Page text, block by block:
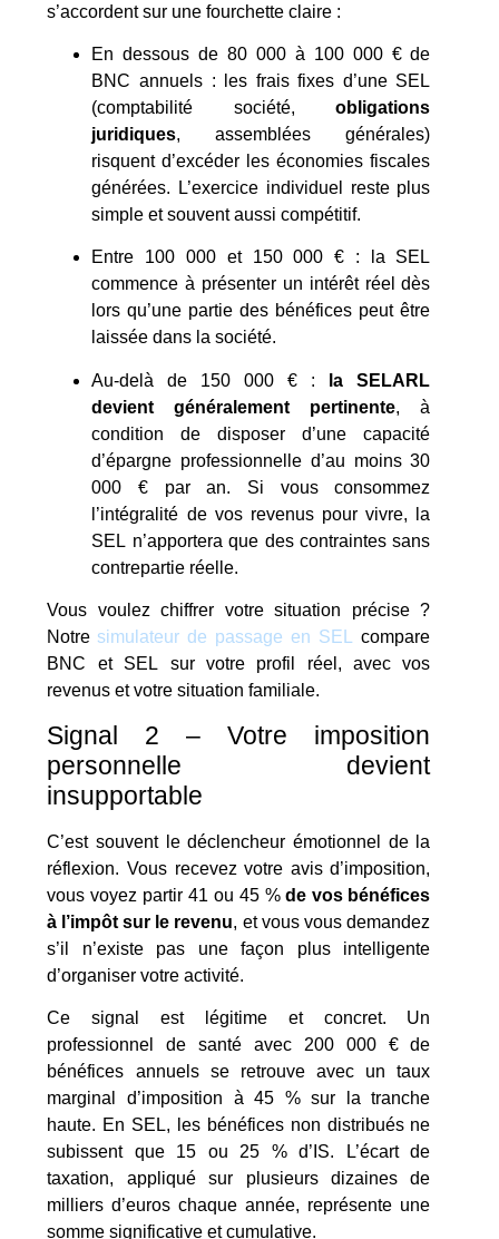
s’accordent sur une fourchette claire :
En dessous de 80 000 à 100 000 € de
BNC annuels : les frais fixes d’une SEL
(comptabilité société,obligations
juridiques, assemblées générales)
risquent d’excéder les économies fiscales
générées. L’exercice individuel reste plus
simple et souvent aussi compétitif.
Entre 100 000 et 150 000 € : la SEL
commence à présenter un intérêt réel dès
lors qu’une partie des bénéfices peut être
laissée dans la société.
Au-delà de 150 000 € :
la SELARL
devient généralement pertinente, à
condition de disposer d’une capacité
d’épargne professionnelle d’au moins 30
000 € par an. Si vous consommez
l’intégralité de vos revenus pour vivre, la
SEL n’apportera que des contraintes sans
contrepartie réelle.
Vous voulez chiffrer votre situation précise ?
Notre simulateur de passage en SEL
compare
BNC et SEL sur votre profil réel, avec vos
revenus et votre situation familiale.
Signal 2 – Votre imposition
personnelle devient
insupportable
C’est souvent le déclencheur émotionnel de la
réflexion. Vous recevez votre avis d’imposition,
vous voyez partir 41 ou 45 %de vos bénéfices
à l’impôt sur le revenu, et vous vous demandez
s’il n’existe pas une façon plus intelligente
d’organiser votre activité.
Ce signal est légitime et concret. Un
professionnel de santé avec 200 000 € de
bénéfices annuels se retrouve avec un taux
marginal d’imposition à 45 % sur la tranche
haute. En SEL, les bénéfices non distribués ne
subissent que 15 ou 25 % d’IS. L’écart de
taxation, appliqué sur plusieurs dizaines de
milliers d’euros chaque année, représente une
somme significative et cumulative.